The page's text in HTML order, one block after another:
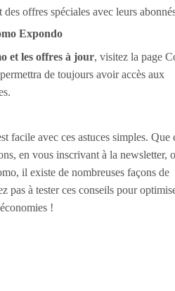
offres spéciales avec leurs
Expondo
et les offres à jour, visitez la page
de toujours avoir accès aux
facile avec ces astuces simples. Que
en vous inscrivant à la newsletter,
il existe de nombreuses façons de
pas à tester ces conseils pour
!